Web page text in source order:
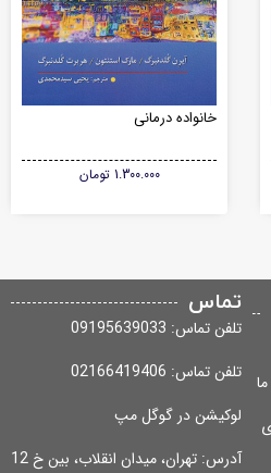
خانواده درمانی
1.300.000 تومان
تماس
تماس: 09195639033
تماس: 02166419406
لوکیشن در گوگل مپ
آدرس: تهران، میدان انقلاب، بین خ 12